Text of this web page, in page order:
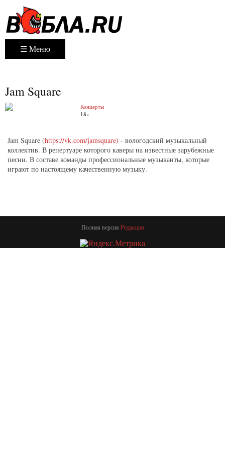
☰ Меню
Jam Square
Концерты
18+
Jam Square (https://vk.com/jamsquare) - вологодский музыкальный
коллектив. В репертуаре которого каверы на известные зарубежные
песни. В составе команды профессиональные музыканты, которые
играют по настоящему качественную музыку.
Полная версия Редакция